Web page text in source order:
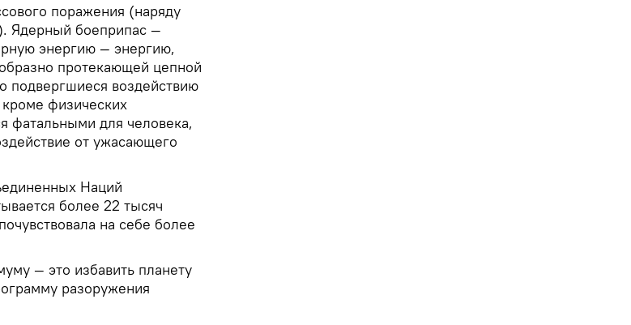
поражения (наряду
Ядерный боеприпас —
энергию — энергию,
протекающей цепной
подвергшиеся воздействию
физических
фатальными для человека,
от ужасающего
Наций
более 22 тысяч
на себе более
— это избавить планету
разоружения